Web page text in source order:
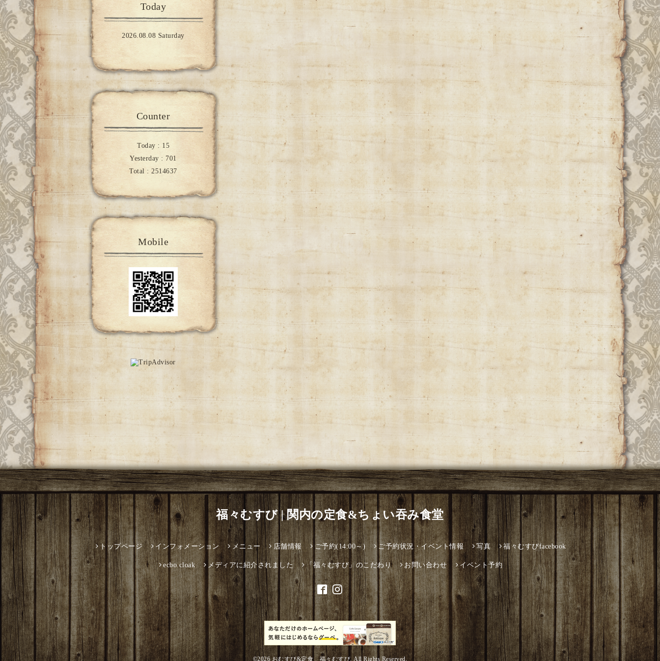
Today
2026.08.08 Saturday
Counter
Today : 15
Yesterday : 701
Total : 2514637
Mobile
福々むすび | 関内の定食&ちょい吞み食堂
トップページ インフォメーション メニュー 店舗情報 ご予約(14:00～) ご予約状況・イベント情報 写真 福々むすびfacebook
ecbo.cloak メディアに紹介されました 「福々むすび」のこだわり お問い合わせ イベント予約
©2026おむすび&定食 福々むすび. All Rights Reserved.